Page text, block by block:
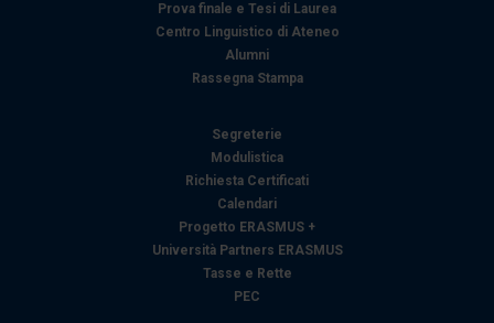
Prova finale e Tesi di Laurea
Centro Linguistico di Ateneo
Alumni
Rassegna Stampa
Segreterie
Modulistica
Richiesta Certificati
Calendari
Progetto ERASMUS +
Università Partners ERASMUS
Tasse e Rette
PEC